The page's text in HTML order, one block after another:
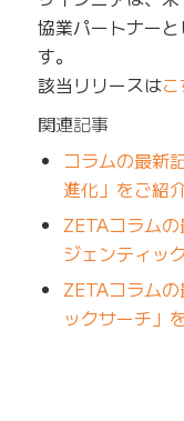
協業パートナー
す。
該当リリースはこ
関連記事
コラムの最新
進化」をご紹
ZETAコラム
ジェンティッ
ZETAコラム
ックサーチ」